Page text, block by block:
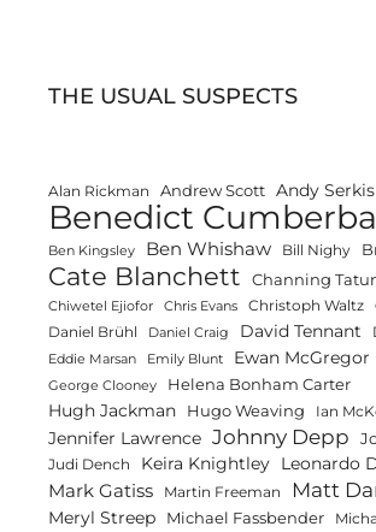
THE USUAL SUSPECTS
Alan Rickman Andrew Scott Andy Serkis
Benedict
Ben Kingsley Ben Whishaw Bill Nighy
Cate Blanchett Channing
Chiwetel Ejiofor Chris Evans Christoph Waltz
Daniel Brühl Daniel Craig David Tennant
Eddie Marsan Emily Blunt Ewan McGregor
George Clooney Helena Bonham Carter
Hugh Jackman Hugo Weaving Ian
Jennifer Lawrence Johnny Depp
Judi Dench Keira Knightley Leonardo
Mark Gatiss Martin Freeman Matt
Meryl Streep Michael Fassbender